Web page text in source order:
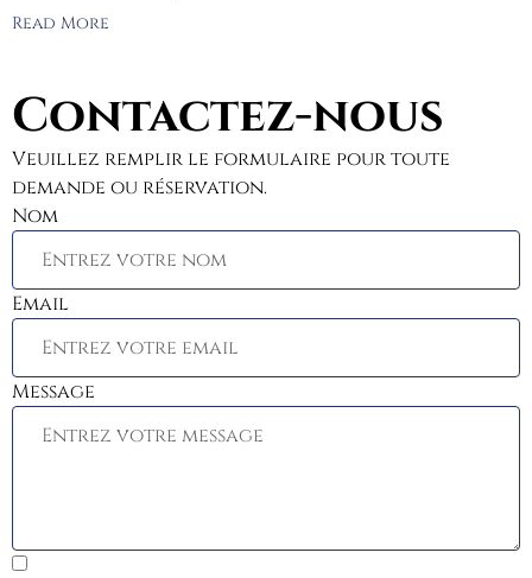
Read More
Contactez-nous
Veuillez remplir le formulaire pour toute
demande ou réservation.
Nom
Email
Message